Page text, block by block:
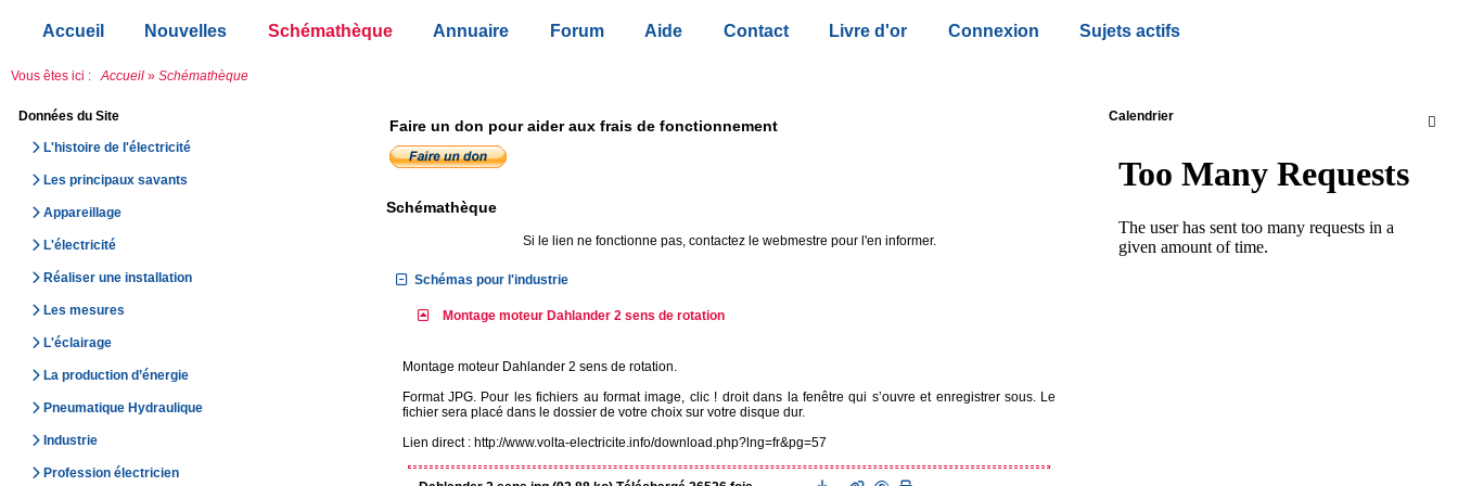
Accueil Nouvelles Schémathèque Annuaire Forum Aide Contact Livre d'or Connexion Sujets actifs
Vous êtes ici : Accueil » Schémathèque
Données du Site
L'histoire de l'électricité
Les principaux savants
Appareillage
L'électricité
Réaliser une installation
Les mesures
L'éclairage
La production d’énergie
Pneumatique Hydraulique
Industrie
Profession électricien
Faire un don pour aider aux frais de fonctionnement
Schémathèque
Si le lien ne fonctionne pas, contactez le webmestre pour l'en informer.
Schémas pour l'industrie
Montage moteur Dahlander 2 sens de rotation
Montage moteur Dahlander 2 sens de rotation.
Format JPG. Pour les fichiers au format image, clic ! droit dans la fenêtre qui s’ouvre et enregistrer sous. Le
fichier sera placé dans le dossier de votre choix sur votre disque dur.
Lien direct : http://www.volta-electricite.info/download.php?lng=fr&pg=57

Calendrier